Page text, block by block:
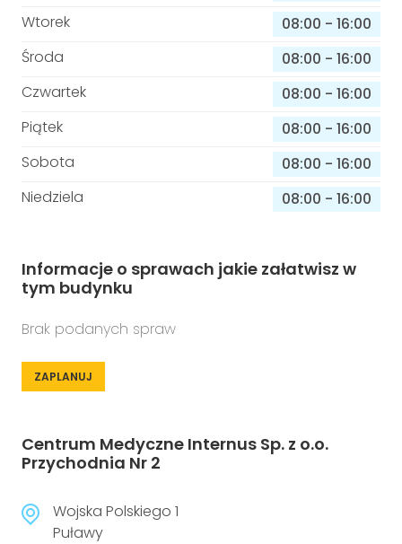
Wtorek
08:00 - 16:00
Środa
08:00 - 16:00
Czwartek
08:00 - 16:00
Piątek
08:00 - 16:00
Sobota
08:00 - 16:00
Niedziela
08:00 - 16:00
Informacje o sprawach jakie załatwisz w
tym budynku
Brak podanych spraw
ZAPLANUJ
Centrum Medyczne Internus Sp. z o.o.
Przychodnia Nr 2
Wojska Polskiego 1
Puławy